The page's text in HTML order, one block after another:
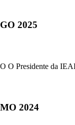
2025
Presidente da
2024